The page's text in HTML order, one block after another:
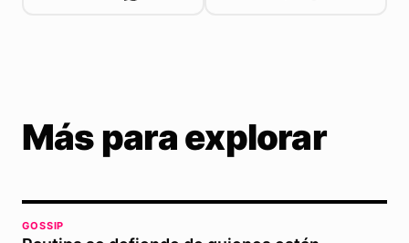
Más para explorar
GOSSIP